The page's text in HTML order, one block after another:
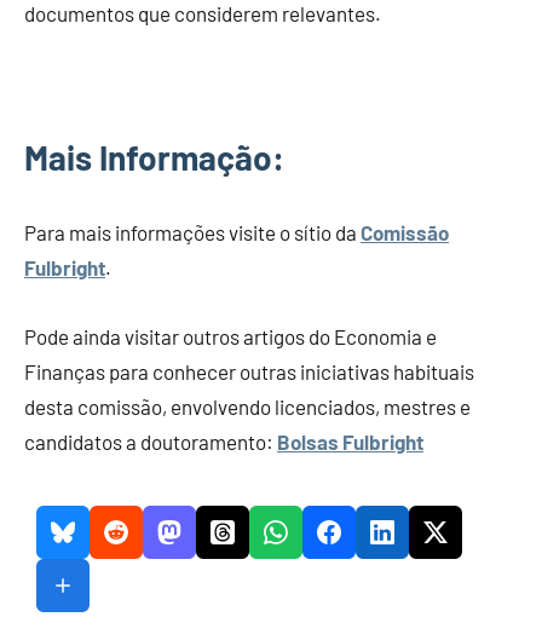
documentos que considerem relevantes.
Mais Informação:
Para mais informações visite o sítio da Comissão
Fulbright.
Pode ainda visitar outros artigos do Economia e
Finanças para conhecer outras iniciativas habituais
desta comissão, envolvendo licenciados, mestres e
candidatos a doutoramento: Bolsas Fulbright